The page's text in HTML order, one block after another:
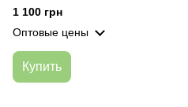
Medium/Moyen
1 100 грн
Оптовые цены
Купить